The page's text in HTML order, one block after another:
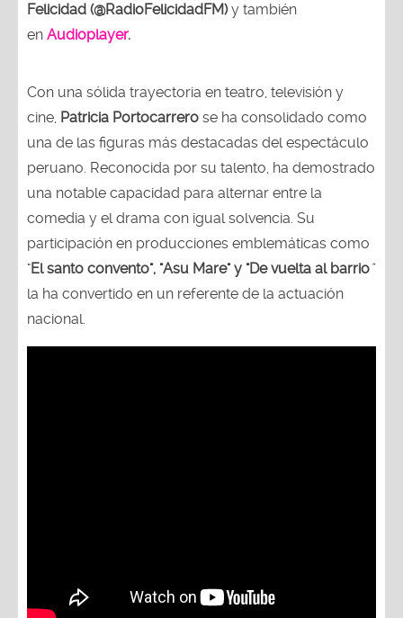
Felicidad (@RadioFelicidadFM)y también
en Audioplayer.
Con una sólida trayectoria en teatro, televisión y
cine, Patricia Portocarrero se ha consolidado como
una de las figuras más destacadas del espectáculo
peruano. Reconocida por su talento, ha demostrado
una notable capacidad para alternar entre la
comedia y el drama con igual solvencia. Su
participación en producciones emblemáticas como
"El santo convento", "Asu Mare" y "De vuelta al barrio"
la ha convertido en un referente de la actuación
nacional.